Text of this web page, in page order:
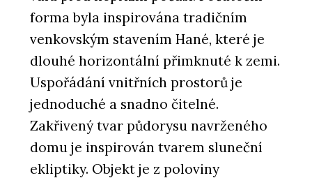
forma byla inspirována tradičním
venkovským stavením Hané, které je
dlouhé horizontální přimknuté k zemi.
Uspořádání vnitřních prostorů je
jednoduché a snadno čitelné.
Zakřivený tvar půdorysu navrženého
domu je inspirován tvarem sluneční
ekliptiky. Objekt je z poloviny